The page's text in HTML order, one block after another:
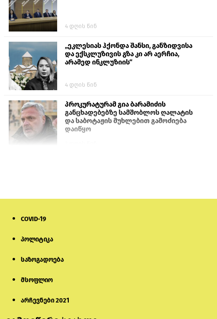
4 დღის წინ
„ეკლესიას ჰქონდა შანსი, განზიდვისა
და ექსკლუზივის გზა კი არ აერჩია,
არამედ ინკლუზიის“
4 დღის წინ
პროკურატურამ გია ბარამიძის
განცხადებებზე სამშობლოს ღალატის
და საბოტაჟის მუხლებით გამოძიება
დაიწყო
პატიმრობის შეფარდებაზე
COVID-19
პოლიტიკა
საზოგადოება
მსოფლიო
არჩევნები 2021